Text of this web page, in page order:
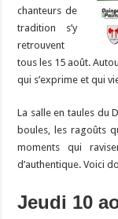
chanteurs de
tradition s’y
retrouvent
tous les 15 août.
qui s’exprime et qui
La salle en taules du
boules, les ragoûts
moments qui
d’authentique. Voici
Jeudi 10